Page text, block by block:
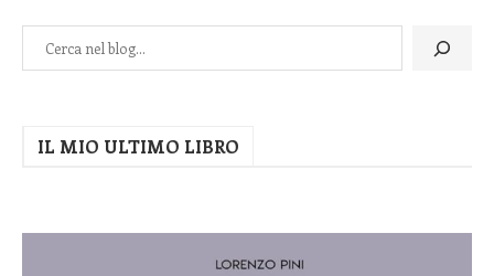
IL MIO ULTIMO LIBRO